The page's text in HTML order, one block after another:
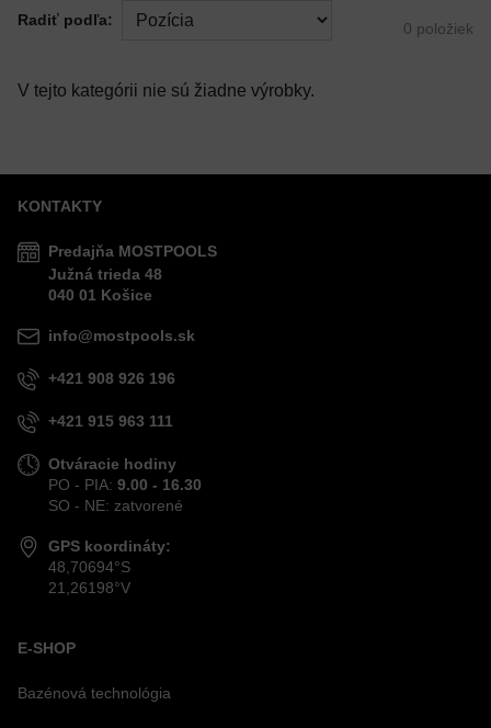
Radiť podľa: 0 položiek
KONTAKTY
Predajňa MOSTPOOLS
Južná trieda 48
040 01 Košice
info@mostpools.sk
+421 908 926 196
+421 915 963 111
Otváracie hodiny
PO - PIA: 9.00 - 16.30
SO - NE: zatvorené
GPS koordináty:
48,70694°S
21,26198°V
E-SHOP
Bazénová technológia